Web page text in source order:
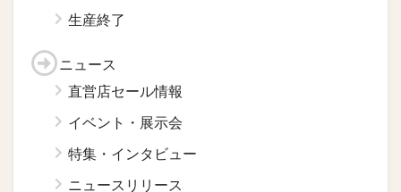
生産終了
ニュース
直営店セール情報
イベント・展示会
特集・インタビュー
ニュースリリース